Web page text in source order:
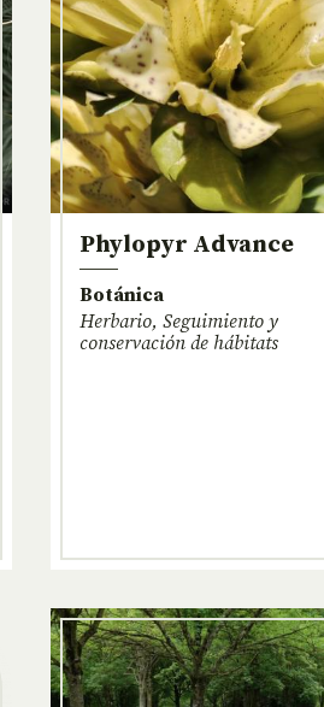
Phylopyr Advance
Botánica
Herbario, Seguimiento y
conservación de hábitats